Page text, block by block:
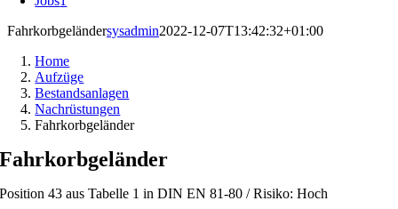
Fahrkorbgeländersysadmin2022-12-07T13:42:32+01:00
Home
Aufzüge
Bestandsanlagen
Nachrüstungen
Fahrkorbgeländer
Fahrkorbgeländer
Position 43 aus Tabelle 1 in DIN EN 81-80 / Risiko: Hoch